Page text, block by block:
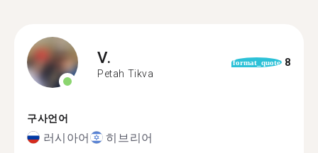
V.
Petah Tikva
format_quote 8
구사언어
러시아어 히브리어